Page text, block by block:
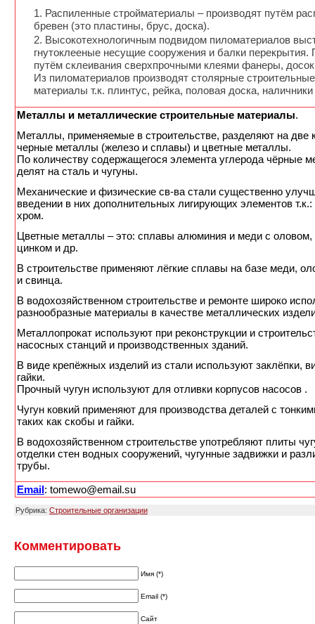
Распиленные стройматериалы – производят путём
бревен (это пластины, брус, доска).
Высокотехнологичным подвидом пиломатериалов
гнутоклееные несущие сооружения и балки перекрытия.
путём склеивания сверхпрочными клеями фанеры, досок
Из пиломатериалов производят столярные строительные
материалы т.к. плинтус, рейка, половая доска,
Металлы и металлические строительные материалы.
Металлы, применяемые в строительстве, разделяют на две
черные металлы (железо и сплавы) и цветные металлы.
По количеству содержащегося элемента углерода чёрные
делят на сталь и чугуны.
Механические и физические св-ва стали существенно
введении в них дополнительных лигирующих элементов т.к.:
хром.
Цветные металлы – это: сплавы алюминия и меди с оловом,
цинком и др.
В строительстве применяют лёгкие сплавы на базе меди,
и свинца.
В водохозяйственном строительстве и ремонте широко
разнообразные материалы в качестве металлических
Металлопрокат используют при реконструкции и
насосных станций и производственных зданий.
В виде крепёжных изделий из стали используют заклёпки,
гайки.
Прочный чугун используют для отливки корпусов насосов .
Чугун ковкий применяют для производства деталей с
таких как скобы и гайки.
В водохозяйственном строительстве употребляют плиты
отделки стен водных сооружений, чугунные задвижки и
трубы.
Email: tomewo@email.su
Рубрика: Строительные организации
Комментировать
Имя (*)
Email (*)
Сайт